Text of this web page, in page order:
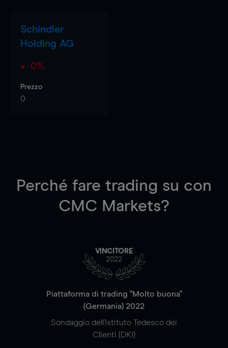
Schindler
Holding AG
0%
Prezzo
0
Perché fare trading su con
CMC Markets?
VINCITORE
2022
Piattaforma di trading "Molto buona"
(Germania) 2022
Sondaggio dell'Istituto Tedesco dei
Clienti (DKI)